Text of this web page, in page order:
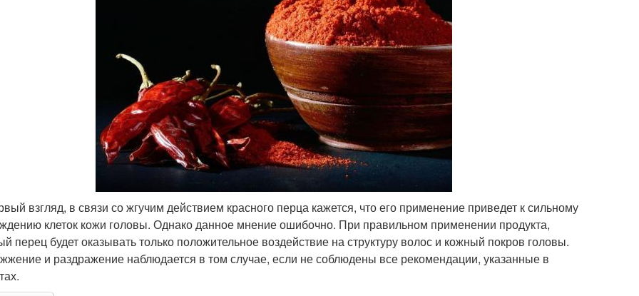
взгляд, в связи со жгучим действием красного перца кажется, что его применение приведет к сильному
клеток кожи головы. Однако данное мнение ошибочно. При правильном применении продукта,
перец будет оказывать только положительное воздействие на структуру волос и кожный покров головы.
и раздражение наблюдается в том случае, если не соблюдены все рекомендации, указанные в